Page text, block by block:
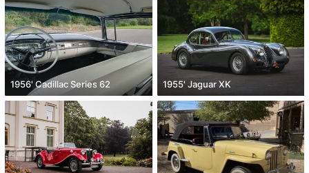
1956' Cadillac Series 62 1955' Jaguar XK